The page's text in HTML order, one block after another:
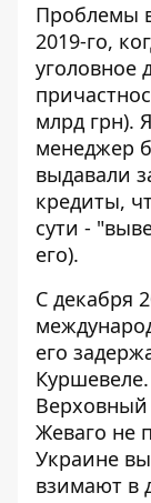
Проблемы
2019-го,
уголовное
млрд грн).
менеджер
выдавали
кредиты,
сути -
его).
С декабря
его
Верховный
Жеваго не
Украине
взимают в